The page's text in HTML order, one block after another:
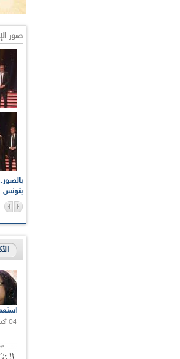
صور
بتونس
04 أكتوبر 2020 |